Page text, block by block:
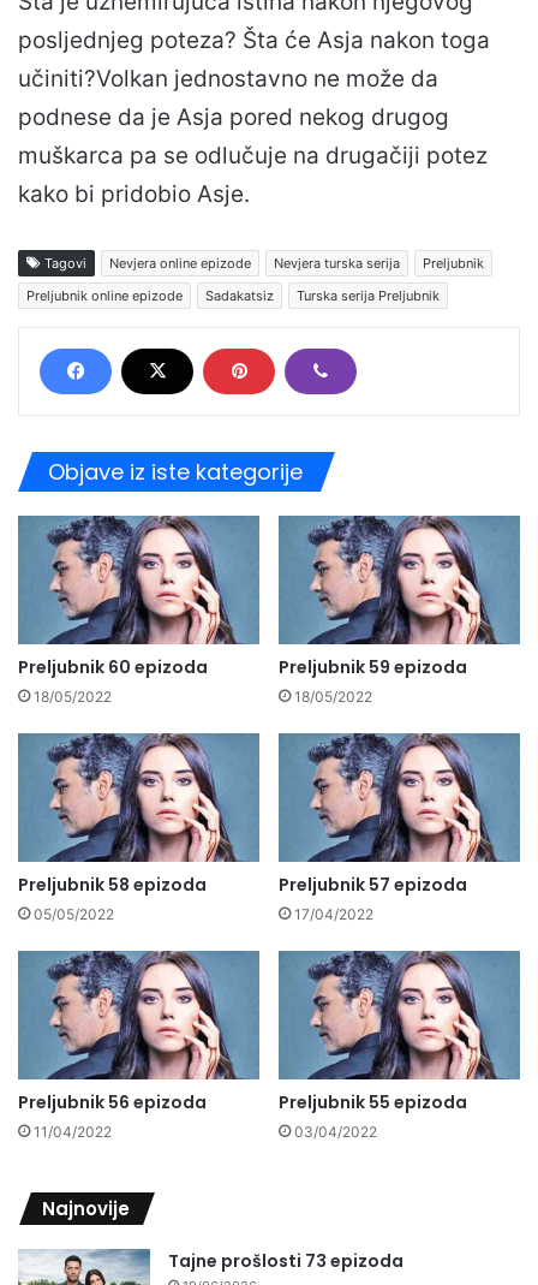
posljednjeg poteza? Šta će Asja nakon toga
učiniti?Volkan jednostavno ne može da
podnese da je Asja pored nekog drugog
muškarca pa se odlučuje na drugačiji potez
kako bi pridobio Asje.
Tagovi Nevjera online epizode Nevjera turska serija
Preljubnik
Preljubnik online epizode
Sadakatsiz Turska serija Preljubnik
Objave iz iste kategorije
Preljubnik 60 epizoda
18/05/2022
Preljubnik 59 epizoda
18/05/2022
Preljubnik 58 epizoda
05/05/2022
Preljubnik 57 epizoda
17/04/2022
Preljubnik 56 epizoda
11/04/2022
Preljubnik 55 epizoda
03/04/2022
Najnovije
Tajne prošlosti 73 epizoda